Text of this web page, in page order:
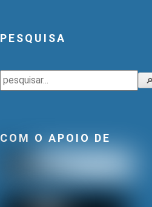
PESQUISA
Pesquisar 🔎
COM O APOIO DE